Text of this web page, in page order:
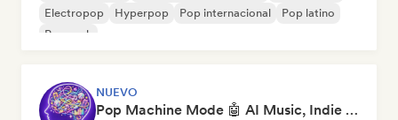
Electropop
Hyperpop Pop internacional
Pop latino
Pop rock
NUEVO
Pop Machine Mode 🤖 AI Music, Indie Pop & Dream Pop